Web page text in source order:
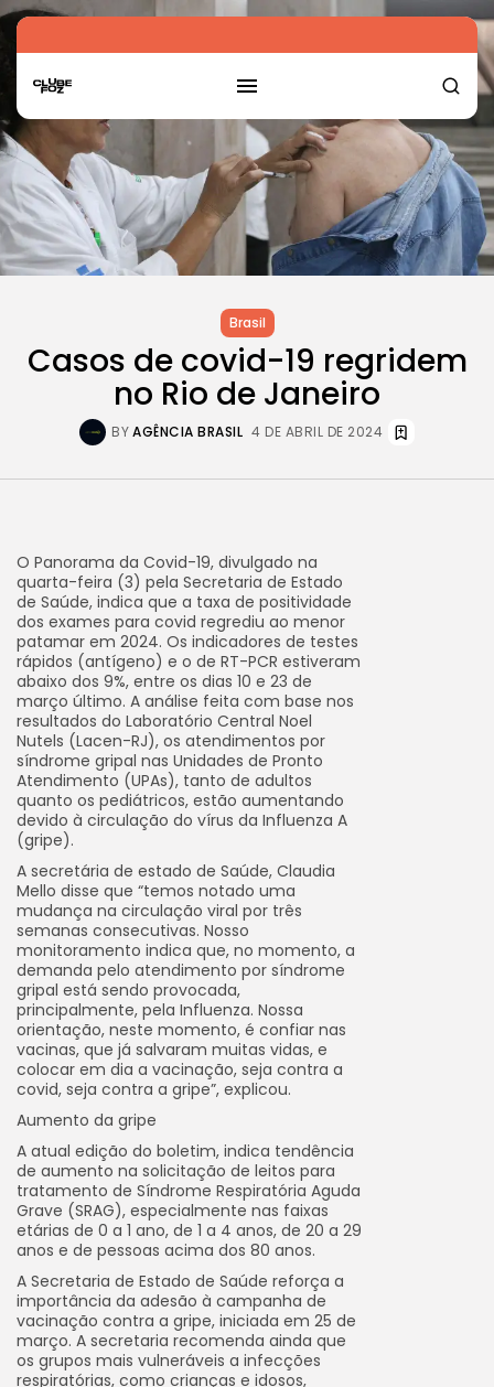
Brasil
Casos de covid-19 regridem
no Rio de Janeiro
BYAGÊNCIA BRASIL 4 DE ABRIL DE 2024
O Panorama da Covid-19, divulgado na
quarta-feira (3) pela Secretaria de Estado
de Saúde, indica que a taxa de positividade
dos exames para covid regrediu ao menor
patamar em 2024. Os indicadores de testes
rápidos (antígeno) e o de RT-PCR estiveram
abaixo dos 9%, entre os dias 10 e 23 de
março último. A análise feita com base nos
resultados do Laboratório Central Noel
Nutels (Lacen-RJ), os atendimentos por
síndrome gripal nas Unidades de Pronto
Atendimento (UPAs), tanto de adultos
quanto os pediátricos, estão aumentando
devido à circulação do vírus da Influenza A
(gripe).
A secretária de estado de Saúde, Claudia
Mello disse que “temos notado uma
mudança na circulação viral por três
semanas consecutivas. Nosso
monitoramento indica que, no momento, a
demanda pelo atendimento por síndrome
gripal está sendo provocada,
principalmente, pela Influenza. Nossa
orientação, neste momento, é confiar nas
vacinas, que já salvaram muitas vidas, e
colocar em dia a vacinação, seja contra a
covid, seja contra a gripe”, explicou.
Aumento da gripe
A atual edição do boletim, indica tendência
de aumento na solicitação de leitos para
tratamento de Síndrome Respiratória Aguda
Grave (SRAG), especialmente nas faixas
etárias de 0 a 1 ano, de 1 a 4 anos, de 20 a 29
anos e de pessoas acima dos 80 anos.
A Secretaria de Estado de Saúde reforça a
importância da adesão à campanha de
vacinação contra a gripe, iniciada em 25 de
março. A secretaria recomenda ainda que
os grupos mais vulneráveis a infecções
respiratórias, como crianças e idosos,